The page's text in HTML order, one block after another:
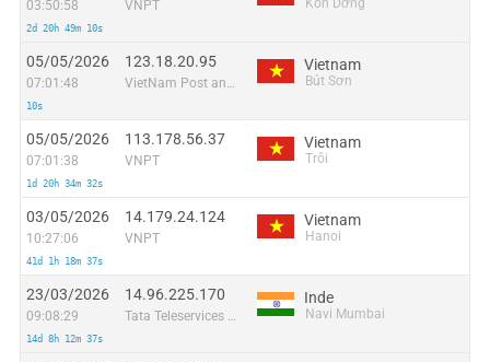
03:50:58
2d 20h 49m 10s
VNPT Kon Dơng
05/05/2026
07:01:48
10s
123.18.20.95
VietNam Post and Telecom Corporation
Vietnam
Bút Sơn
05/05/2026
07:01:38
1d 20h 34m 32s
113.178.56.37
VNPT
Vietnam
Trôi
03/05/2026
10:27:06
41d 1h 18m 37s
14.179.24.124
VNPT
Vietnam
Hanoi
23/03/2026
09:08:29
14d 8h 12m 37s
14.96.225.170
Tata Teleservices LTD - Tata Indicom - Cdma Division
Inde
Navi Mumbai